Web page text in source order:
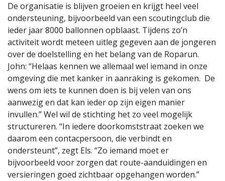
De organisatie is blijven groeien en krijgt heel veel
ondersteuning, bijvoorbeeld van een scoutingclub die
ieder jaar 8000 ballonnen opblaast. Tijdens zo’n
activiteit wordt meteen uitleg gegeven aan de jongeren
over de doelstelling en het belang van de Roparun.
John: “Helaas kennen we allemaal wel iemand in onze
omgeving die met kanker in aanraking is gekomen. De
wens om iets te kunnen doen is bij velen van ons
aanwezig en dat kan ieder op zijn eigen manier
invullen.” Wel wil de stichting het zo veel mogelijk
structureren. “In iedere doorkomststraat zoeken we
daarom een contacpersoon, die verbindt en
ondersteunt”, zegt Els. “Zo iemand moet er
bijvoorbeeld voor zorgen dat route-aanduidingen en
versieringen goed zichtbaar opgehangen worden.”